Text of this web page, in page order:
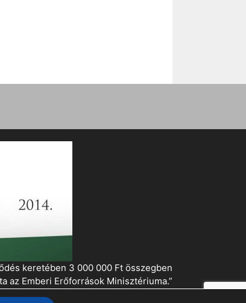
keretében 3 000 000 Ft összegben
az Emberi Erőforrások Minisztériuma.”